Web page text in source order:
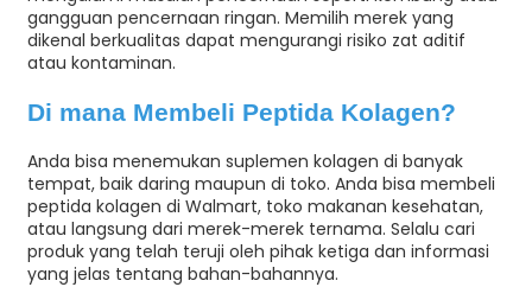
gangguan pencernaan ringan. Memilih merek yang
dikenal berkualitas dapat mengurangi risiko zat aditif
atau kontaminan.
Di mana Membeli Peptida Kolagen?
Anda bisa menemukan suplemen kolagen di banyak
tempat, baik daring maupun di toko. Anda bisa membeli
peptida kolagen di Walmart, toko makanan kesehatan,
atau langsung dari merek-merek ternama. Selalu cari
produk yang telah teruji oleh pihak ketiga dan informasi
yang jelas tentang bahan-bahannya.